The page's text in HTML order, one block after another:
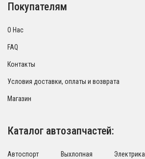
Покупателям
О Нас
FAQ
Контакты
Условия доставки, оплаты и возврата
Магазин
Каталог автозапчастей:
Автоспорт
Выхлопная
Электрика